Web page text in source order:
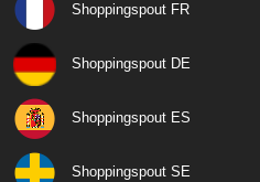
Shoppingspout FR
Shoppingspout DE
Shoppingspout ES
Shoppingspout SE